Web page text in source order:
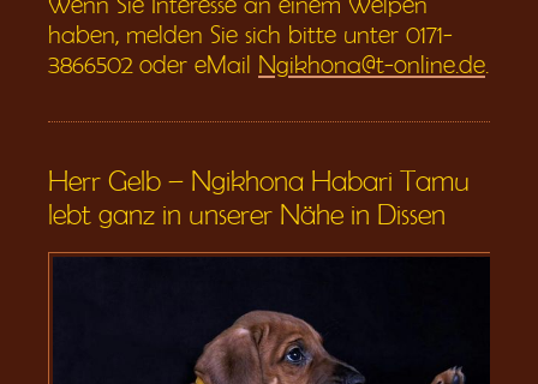
haben, melden Sie sich bitte unter 0171-
3866502 oder eMail Ngikhona@t-online.de.
Herr Gelb – Ngikhona Habari Tamu
lebt ganz in unserer Nähe in Dissen